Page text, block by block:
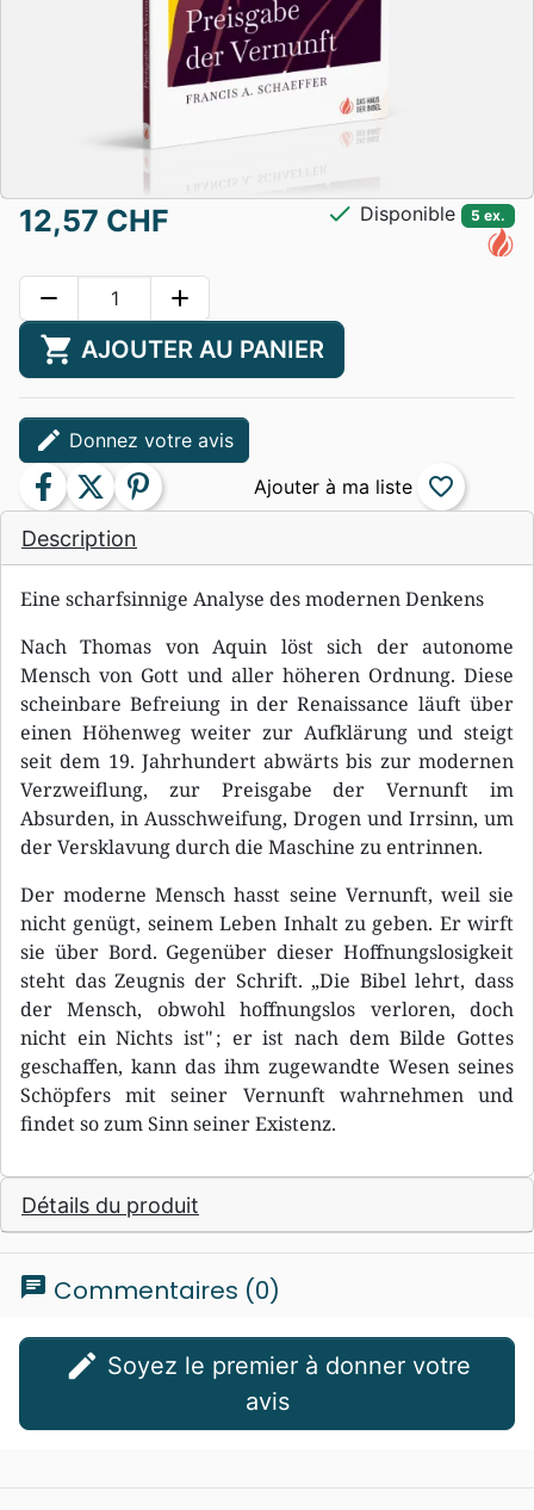
Description
Eine scharfsinnige Analyse des modernen Denkens
Nach Thomas von Aquin löst sich der autonome
Mensch von Gott und aller höheren Ordnung. Diese
scheinbare Befreiung in der Renaissance läuft über
einen Höhenweg weiter zur Aufklärung und steigt
seit dem 19. Jahrhundert abwärts bis zur modernen
Verzweiflung, zur Preisgabe der Vernunft im
Absurden, in Ausschweifung, Drogen und Irrsinn, um
der Versklavung durch die Maschine zu entrinnen.
Der moderne Mensch hasst seine Vernunft, weil sie
nicht genügt, seinem Leben Inhalt zu geben. Er wirft
sie über Bord. Gegenüber dieser Hoffnungslosigkeit
steht das Zeugnis der Schrift. „Die Bibel lehrt, dass
der Mensch, obwohl hoffnungslos verloren, doch
nicht ein Nichts ist" ; er ist nach dem Bilde Gottes
geschaffen, kann das ihm zugewandte Wesen seines
Schöpfers mit seiner Vernunft wahrnehmen und
findet so zum Sinn seiner Existenz.
Détails du produit
12,57 CHF check Disponible 5 ex.
remove add
shopping_cart AJOUTER AU PANIER
edit Donnez votre avis
facebook twitter pinterest favorite_border
chat Commentaires (0)
edit
avis